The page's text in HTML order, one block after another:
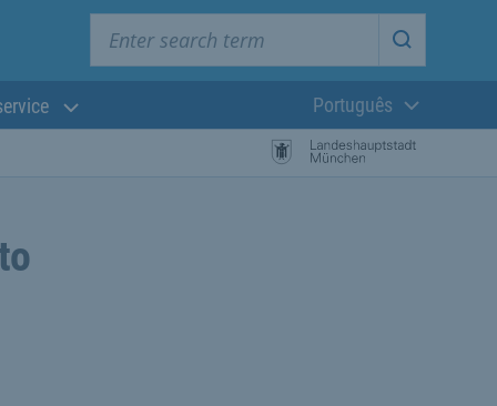
Start
Língua atual:
Português